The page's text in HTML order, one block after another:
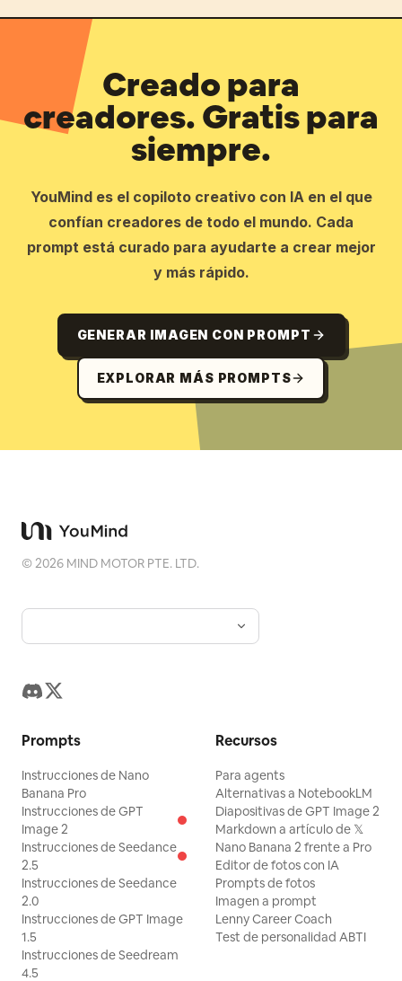
Creado para
creadores. Gratis para
siempre.
YouMind es el copiloto creativo con IA en el que
confían creadores de todo el mundo. Cada
prompt está curado para ayudarte a crear mejor
y más rápido.
GENERAR IMAGEN CON PROMPT
EXPLORAR MÁS PROMPTS
©2026 MIND MOTOR PTE. LTD.
Prompts
Instrucciones de Nano
Banana Pro
Instrucciones de GPT
Image 2
Instrucciones de Seedance
2.5
Instrucciones de Seedance
2.0
Instrucciones de GPT Image
1.5
Instrucciones de Seedream
4.5
Recursos
Para agents
Alternativas a NotebookLM
Diapositivas de GPT Image 2
Markdown a artículo de 𝕏
Nano Banana 2 frente a Pro
Editor de fotos con IA
Prompts de fotos
Imagen a prompt
Lenny Career Coach
Test de personalidad ABTI